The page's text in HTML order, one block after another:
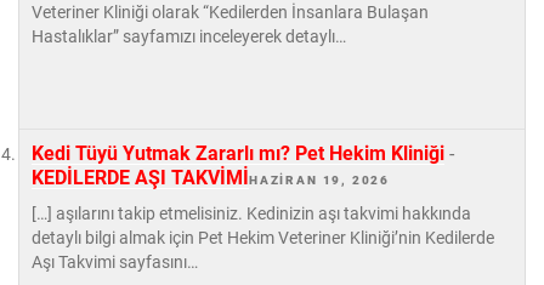
Veteriner Kliniği olarak “Kedilerden İnsanlara Bulaşan
Hastalıklar” sayfamızı inceleyerek detaylı…
Kedi Tüyü Yutmak Zararlı mı? Pet Hekim Kliniği -
KEDİLERDE AŞI TAKVİMİ
HAZIRAN 19, 2026
[…] aşılarını takip etmelisiniz. Kedinizin aşı takvimi hakkında
detaylı bilgi almak için Pet Hekim Veteriner Kliniği’nin Kedilerde
Aşı Takvimi sayfasını…